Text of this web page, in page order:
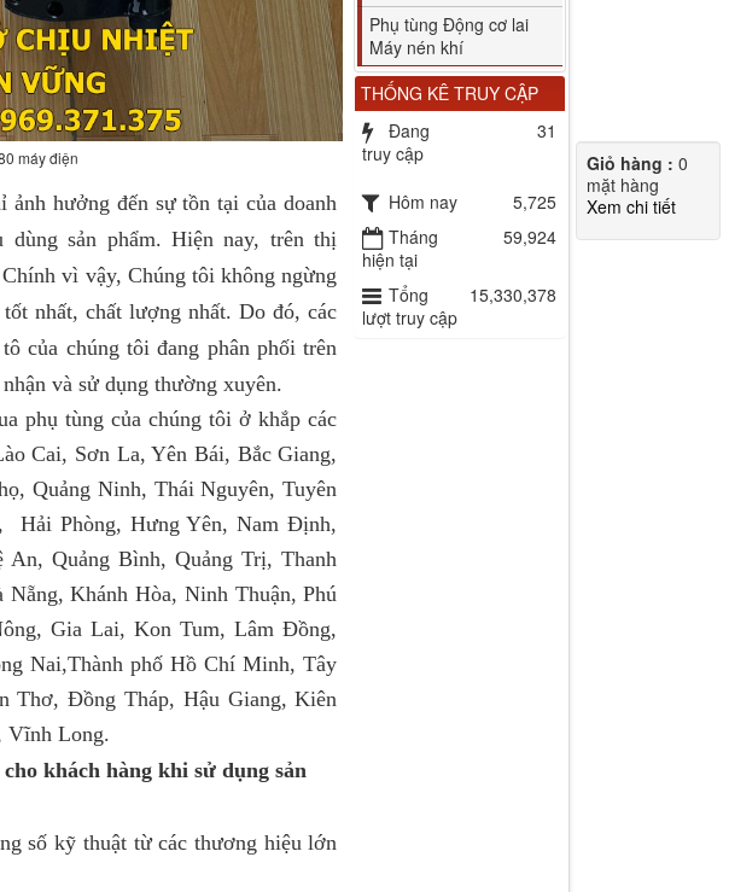
máy điện
hưởng đến sự tồn tại của doanh
sản phẩm. Hiện nay, trên thị
vì vậy, Chúng tôi không ngừng
nhất, chất lượng nhất. Do đó, các
của chúng tôi đang phân phối trên
và sử dụng thường xuyên.
tùng của chúng tôi ở khắp các
Cai, Sơn La, Yên Bái, Bắc Giang,
Quảng Ninh, Thái Nguyên, Tuyên
Hải Phòng, Hưng Yên, Nam Định,
Quảng Bình, Quảng Trị, Thanh
Khánh Hòa, Ninh Thuận, Phú
Gia Lai, Kon Tum, Lâm Đồng,
Nai,Thành phố Hồ Chí Minh, Tây
Thơ, Đồng Tháp, Hậu Giang, Kiên
Vĩnh Long.
khách hàng khi sử dụng sản
số kỹ thuật từ các thương hiệu lớn
Phụ tùng Động cơ lai
Máy nén khí
THỐNG KÊ TRUY CẬP
Đang
truy cập
31
Hôm nay
5,725
Tháng
hiện tại
59,924
Tổng
lượt truy cập
15,330,378
Giỏ hàng : 0
mặt hàng
Xem chi tiết